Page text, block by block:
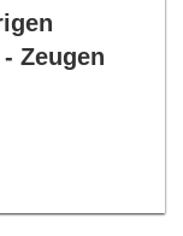
Zeugen